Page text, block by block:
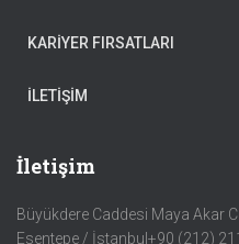
KARIYER FIRSATLARI
İLETIŞIM
İletişim
Büyükdere Caddesi Maya Akar
Esentepe / İstanbul+90 (212)